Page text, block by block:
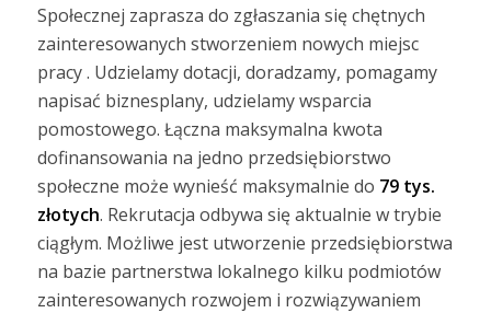
Społecznej zaprasza do zgłaszania się chętnych
zainteresowanych stworzeniem nowych miejsc
pracy . Udzielamy dotacji, doradzamy, pomagamy
napisać biznesplany, udzielamy wsparcia
pomostowego. Łączna maksymalna kwota
dofinansowania na jedno przedsiębiorstwo
społeczne może wynieść maksymalnie do 79 tys.
złotych. Rekrutacja odbywa się aktualnie w trybie
ciągłym. Możliwe jest utworzenie przedsiębiorstwa
na bazie partnerstwa lokalnego kilku podmiotów
zainteresowanych rozwojem i rozwiązywaniem